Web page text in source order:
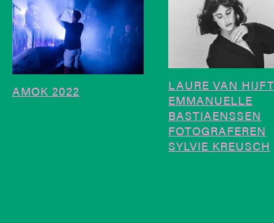
AMOK 2022
LAURE VAN
EMMANUELLE
BASTIAENSSEN
FOTOGRAFEREN
SYLVIE KREUSCH